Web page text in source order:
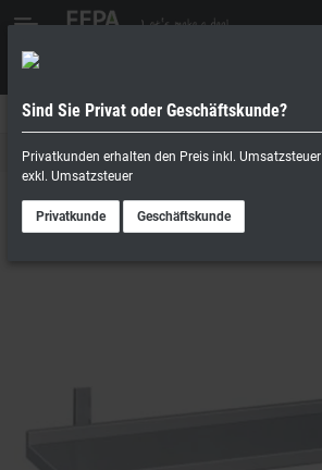
Geschäftskunde
Wandborde
Sind Sie Privat oder Geschäftskunde?
Privatkunden erhalten den Preis inkl.
exkl. Umsatzsteuer
Privatkunde Geschäftskunde